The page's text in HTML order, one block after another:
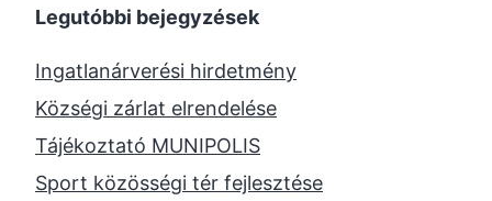
Legutóbbi bejegyzések
Ingatlanárverési hirdetmény
Községi zárlat elrendelése
Tájékoztató MUNIPOLIS
Sport közösségi tér fejlesztése